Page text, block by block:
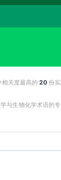
关度最高的 20份实
与生物化学术语的